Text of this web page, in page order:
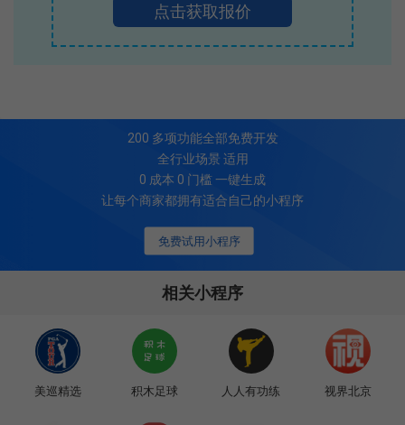
点击获取报价
免费试用小程序
200 多项功能全部免费开发
全行业场景 适用
0 成本 0 门槛 一键生成
让每个商家都拥有适合自己的小程序
相关小程序
美巡精选 积木足球 人人有功练 视界北京